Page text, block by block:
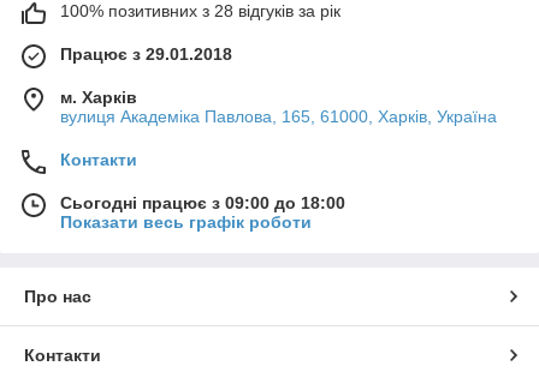
100% позитивних з 28 відгуків за рік
Працює з 29.01.2018
м. Харків
вулиця Академіка Павлова, 165, 61000, Харків, Україна
Контакти
Сьогодні працює з 09:00 до 18:00
Показати весь графік роботи
Про нас
Контакти